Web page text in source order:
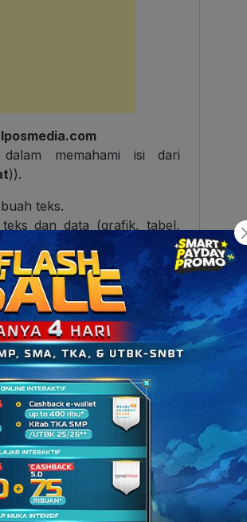
memahami isi dari
)).
teks.
dan data (grafik, tabel,
teks.
secara logis sesuatu
akal) sesuai ini teks.
menyimpulkan suatu
melihat suatu persoalan.
keputusan. Berpikir
kesimpulan yang